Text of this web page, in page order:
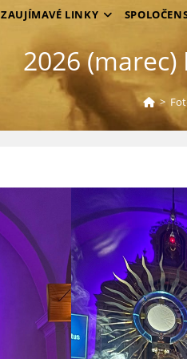
ZAUJÍMAVÉ LINKY
2026
>